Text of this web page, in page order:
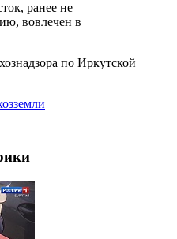
ранее не
вовлечен в
по Иркутской